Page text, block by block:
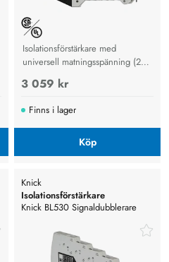
Isolationsförstärkare med
universell matningsspänning (24
V DC, 100-240 V), galvanisk
isolering och signalkonvertering
3 059 kr
Finns i lager
Köp
Knick
Isolationsförstärkare
Knick BL530 Signaldubblerare
utgångar